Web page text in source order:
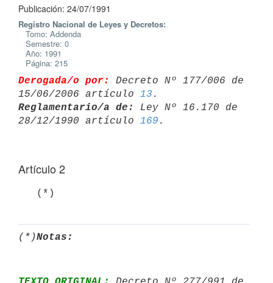
Publicación: 24/07/1991
Registro Nacional de Leyes y Decretos:
Tomo: Addenda
Semestre: 0
Año: 1991
Página: 215
Derogada/o por:
Decreto Nº 177/006 de
15/06/2006 artículo 13
Reglamentario/a de:
Ley Nº 16.170 de
28/12/1990 artículo 169
Artículo 2
   (*)
(*)Notas: